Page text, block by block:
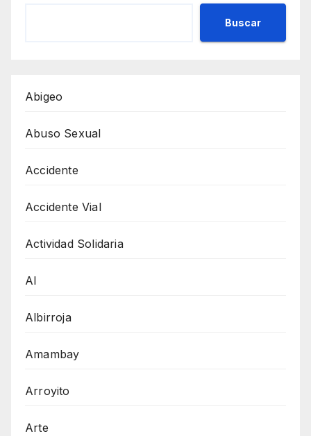
Buscar
Abigeo
Abuso Sexual
Accidente
Accidente Vial
Actividad Solidaria
AI
Albirroja
Amambay
Arroyito
Arte